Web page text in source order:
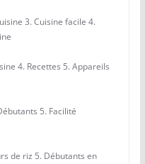
3. Cuisine facile 4.
4. Recettes 5. Appareils
5. Facilité
de riz 5. Débutants en